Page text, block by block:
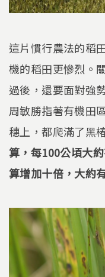
這片慣行農法的稻
機的稻田更慘烈。
過後，還要面對強
周敏勝指著有機田
穗上，都爬滿了黑
算，每100公頃大
算增加十倍，大約